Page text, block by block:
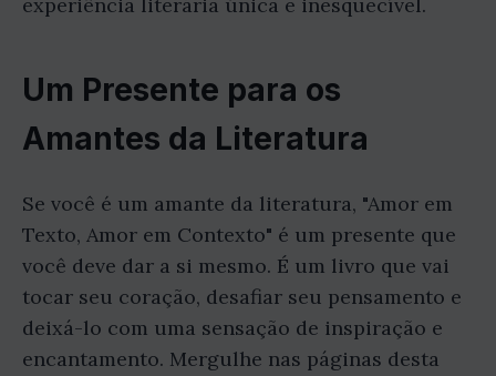
Um Presente para os
Amantes da Literatura
Se você é um amante da literatura, "Amor em
Texto, Amor em Contexto" é um presente que
você deve dar a si mesmo. É um livro que vai
tocar seu coração, desafiar seu pensamento e
deixá-lo com uma sensação de inspiração e
encantamento. Mergulhe nas páginas desta